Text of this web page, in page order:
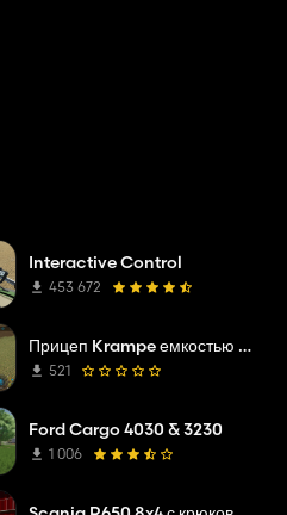
Interactive Control
453 672
Прицеп Krampe емкостью 100 миллионов литров
521
Ford Cargo 4030 & 3230
1 006